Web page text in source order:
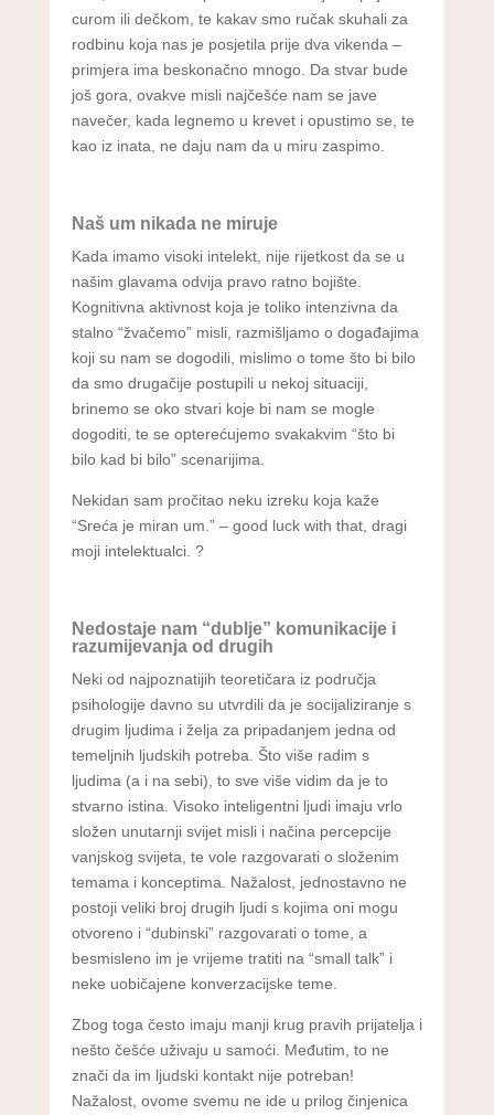
curom ili dečkom, te kakav smo ručak skuhali za
rodbinu koja nas je posjetila prije dva vikenda –
primjera ima beskonačno mnogo. Da stvar bude
još gora, ovakve misli najčešće nam se jave
navečer, kada legnemo u krevet i opustimo se, te
kao iz inata, ne daju nam da u miru zaspimo.
Naš um nikada ne miruje
Kada imamo visoki intelekt, nije rijetkost da se u
našim glavama odvija pravo ratno bojište.
Kognitivna aktivnost koja je toliko intenzivna da
stalno “žvačemo” misli, razmišljamo o događajima
koji su nam se dogodili, mislimo o tome što bi bilo
da smo drugačije postupili u nekoj situaciji,
brinemo se oko stvari koje bi nam se mogle
dogoditi, te se opterećujemo svakakvim “što bi
bilo kad bi bilo” scenarijima.
Nekidan sam pročitao neku izreku koja kaže
“Sreća je miran um.” – good luck with that, dragi
moji intelektualci. ?
Nedostaje nam “dublje” komunikacije i
razumijevanja od drugih
Neki od najpoznatijih teoretičara iz područja
psihologije davno su utvrdili da je socijaliziranje s
drugim ljudima i želja za pripadanjem jedna od
temeljnih ljudskih potreba. Što više radim s
ljudima (a i na sebi), to sve više vidim da je to
stvarno istina. Visoko inteligentni ljudi imaju vrlo
složen unutarnji svijet misli i načina percepcije
vanjskog svijeta, te vole razgovarati o složenim
temama i konceptima. Nažalost, jednostavno ne
postoji veliki broj drugih ljudi s kojima oni mogu
otvoreno i “dubinski” razgovarati o tome, a
besmisleno im je vrijeme tratiti na “small talk” i
neke uobičajene konverzacijske teme.
Zbog toga često imaju manji krug pravih prijatelja i
nešto češće uživaju u samoći. Međutim, to ne
znači da im ljudski kontakt nije potreban!
Nažalost, ovome svemu ne ide u prilog činjenica